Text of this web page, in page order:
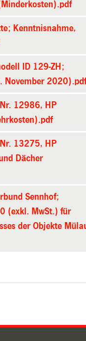
Kenntnisnahme,
ID 129-ZH;
November
12986, HP
13275, HP
Dächer
Sennhof;
(exkl. MwSt.) für
der Objekte